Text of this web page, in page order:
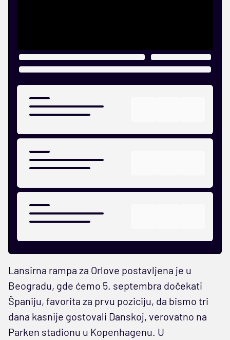
Lansirna rampa za Orlove postavljena je u
Beogradu, gde ćemo 5. septembra dočekati
Španiju, favorita za prvu poziciju, da bismo tri
dana kasnije gostovali Danskoj, verovatno na
Parken stadionu u Kopenhagenu. U